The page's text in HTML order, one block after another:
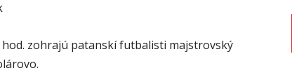
hod. zohrajú patanskí futbalisti majstrovský